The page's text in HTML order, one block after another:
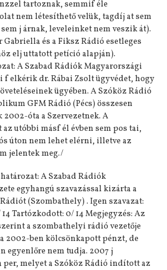
tartoznak, semmif éle
nem létesíthető velük, tagdíj at sem
j árnak, leveleinket nem veszik át).
Gabriella és a Fiksz Rádió esetleges
elj uttatott petíció alapján).
A Szabad Rádiók Magyarországi
f elkérik dr. Rábai Zsolt ügyvédet, hogy
ügyében. A Szóköz Rádió
GFM Rádió (Pécs) összesen
óta a Szervezetnek. A
utóbbi másf él évben sem pos tai,
úton nem lehet elérni, illetve az
jelentek meg./
A Szabad Rádiók
egyhangú szavazással kizárta a
(Szombathely) . Igen szavazat:
14 Tartózkodott: 0/ 14 Megjegyzés: Az
a szombathelyi rádió vezetője
2002-ben kölcsönkapott pénzt, de
egyenlőre nem tudja. 2007 j
per, melyet a Szóköz Rádió indított az